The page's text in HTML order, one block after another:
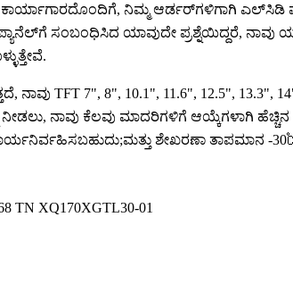
ನಿಮ್ಮ ಆರ್ಡರ್‌ಗಳಿಗಾಗಿ ಎಲ್‌ಸಿಡಿ
ಸಂಬಂಧಿಸಿದ ಯಾವುದೇ ಪ್ರಶ್ನೆಯಿದ್ದರೆ,
ನಾವು TFT 7", 8", 10.1", 11.6", 12.5",
ನಾವು ಕೆಲವು ಮಾದರಿಗಳಿಗೆ ಆಯ್ಕೆಗಳಾಗಿ ಹೆಚ್ಚಿನ
ಶೇಖರಣಾ ತಾಪಮಾನ -
TN XQ170XGTL30-01